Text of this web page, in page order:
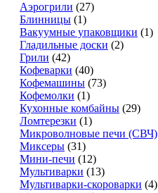
Аэрогрили (27)
Блинницы (1)
Вакуумные упаковщики (1)
Гладильные доски (2)
Грили (42)
Кофеварки (40)
Кофемашины (73)
Кофемолки (1)
Кухонные комбайны (29)
Ломтерезки (1)
Микроволновые печи (СВЧ)
Миксеры (31)
Мини-печи (12)
Мультиварки (13)
Мультиварки-скороварки (4)